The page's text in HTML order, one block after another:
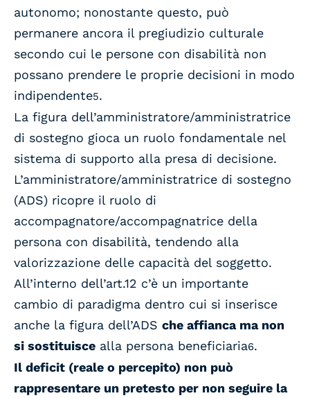
autonomo; nonostante questo, può
permanere ancora il pregiudizio culturale
secondo cui le persone con disabilità non
possano prendere le proprie decisioni in modo
indipendente5.
La figura dell’amministratore/amministratrice
di sostegno gioca un ruolo fondamentale nel
sistema di supporto alla presa di decisione.
L’amministratore/amministratrice di sostegno
(ADS) ricopre il ruolo di
accompagnatore/accompagnatrice della
persona con disabilità, tendendo alla
valorizzazione delle capacità del soggetto.
All’interno dell’art.12 c’è un importante
cambio di paradigma dentro cui si inserisce
anche la figura dell’ADS che affianca ma non
si sostituisce alla persona beneficiaria6.
Il deficit (reale o percepito) non può
rappresentare un pretesto per non seguire la